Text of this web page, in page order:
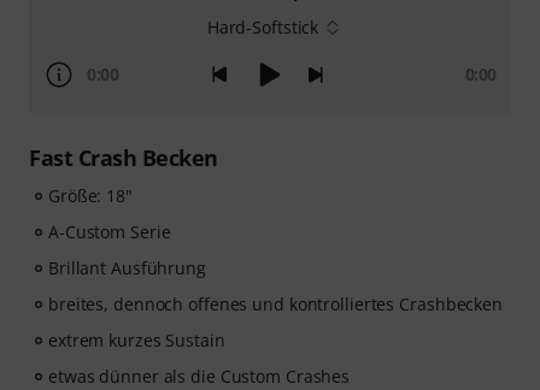
Hard-Softstick
0:00 0:00
Fast Crash Becken
Größe: 18"
A-Custom Serie
Brillant Ausführung
breites, dennoch offenes und kontrolliertes Crashbecken
extrem kurzes Sustain
etwas dünner als die Custom Crashes